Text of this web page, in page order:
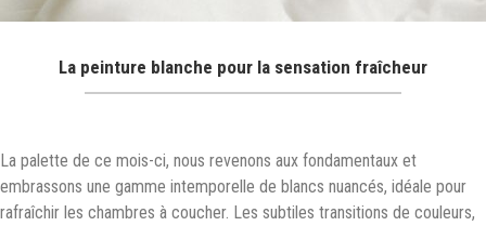
La peinture blanche pour la sensation fraîcheur
La palette de ce mois-ci, nous revenons aux fondamentaux et
embrassons une gamme intemporelle de blancs nuancés, idéale pour
rafraîchir les chambres à coucher. Les subtiles transitions de couleurs,